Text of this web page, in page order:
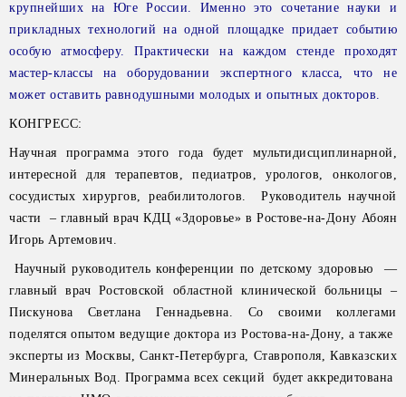
крупнейших на Юге России. Именно это сочетание науки и
прикладных технологий на одной площадке придает событию
особую атмосферу. Практически на каждом стенде проходят
мастер-классы на оборудовании экспертного класса, что не
может оставить равнодушными молодых и опытных докторов.
КОНГРЕСС:
Научная программа этого года будет мультидисциплинарной,
интересной для терапевтов, педиатров, урологов, онкологов,
сосудистых хирургов, реабилитологов. Руководитель научной
части – главный врач КДЦ «Здоровье» в Ростове-на-Дону Абоян
Игорь Артемович.
Научный руководитель конференции по детскому здоровью —
главный врач Ростовской областной клинической больницы –
Пискунова Светлана Геннадьевна. Со своими коллегами
поделятся опытом ведущие доктора из Ростова-на-Дону, а также
эксперты из Москвы, Санкт-Петербурга, Ставрополя, Кавказских
Минеральных Вод. Программа всех секций будет аккредитована